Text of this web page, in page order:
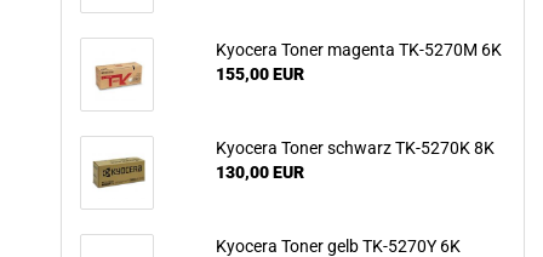
Kyocera Toner magenta TK-5270M 6K
155,00 EUR
Kyocera Toner schwarz TK-5270K 8K
130,00 EUR
Kyocera Toner gelb TK-5270Y 6K